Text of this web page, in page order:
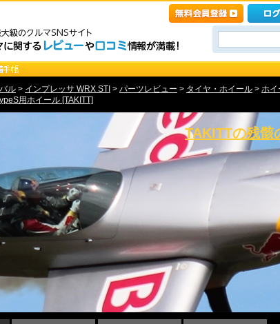
ル > インプレッサ WRX STI > パーツレビュー > タイヤ・ホイール > ホイ
用ホイール [TAKITT]
TAKITTの残骸